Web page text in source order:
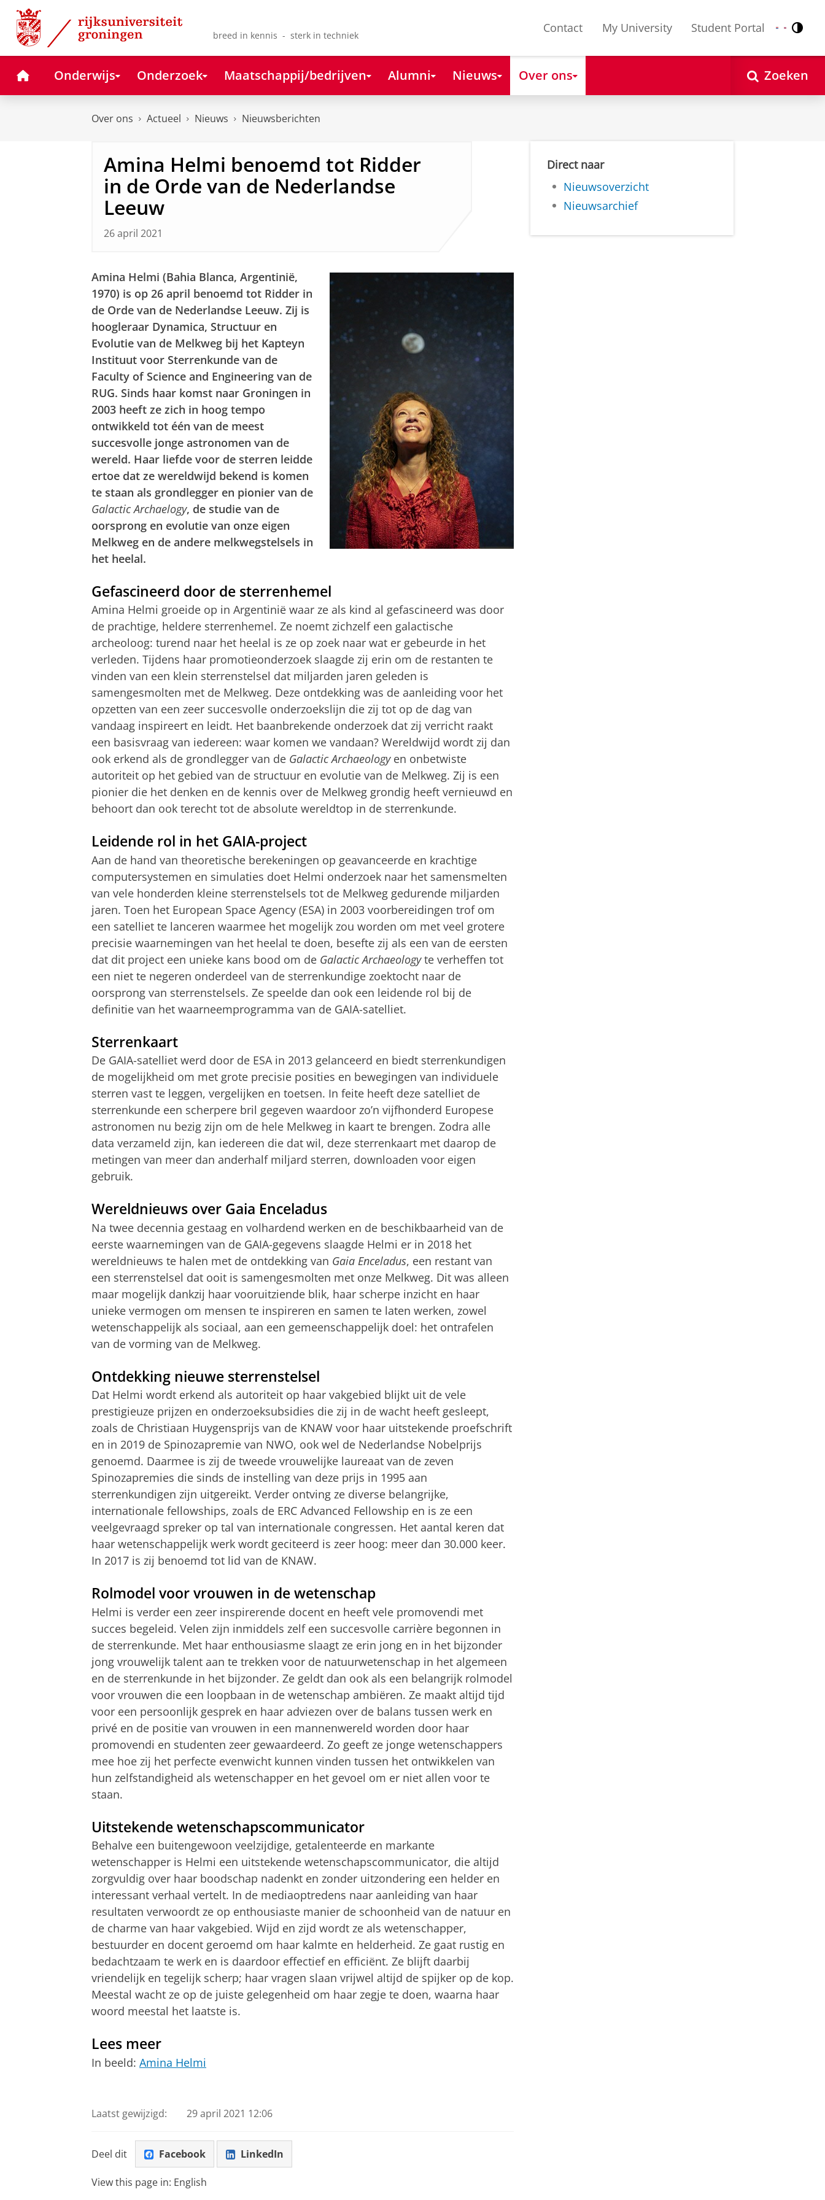
Skip
Content
Skip
Navigation
breed in kennis - sterk in techniek
Contact My University Student Portal Nederlands
English
HomeOnderwijs Onderzoek Maatschappij/bedrijven Alumni Nieuws Over ons Zoeken
Over ons Actueel Nieuws Nieuwsberichten
Amina Helmi benoemd tot Ridder
in de Orde van de Nederlandse
Leeuw
26 april 2021
Amina Helmi (Bahia Blanca, Argentinië,
1970) is op 26 april benoemd tot Ridder in
de Orde van de Nederlandse Leeuw. Zij is
hoogleraar Dynamica, Structuur en
Evolutie van de Melkweg bij het Kapteyn
Instituut voor Sterrenkunde van de
Faculty of Science and Engineering van de
RUG. Sinds haar komst naar Groningen in
2003 heeft ze zich in hoog tempo
ontwikkeld tot één van de meest
succesvolle jonge astronomen van de
wereld. Haar liefde voor de sterren leidde
ertoe dat ze wereldwijd bekend is komen
te staan als grondlegger en pionier van de
Galactic Archaelogy, de studie van de
oorsprong en evolutie van onze eigen
Melkweg en de andere melkwegstelsels in
het heelal.
Gefascineerd door de sterrenhemel
Amina Helmi groeide op in Argentinië waar ze als kind al gefascineerd was door
de prachtige, heldere sterrenhemel. Ze noemt zichzelf een galactische
archeoloog: turend naar het heelal is ze op zoek naar wat er gebeurde in het
verleden. Tijdens haar promotieonderzoek slaagde zij erin om de restanten te
vinden van een klein sterrenstelsel dat miljarden jaren geleden is
samengesmolten met de Melkweg. Deze ontdekking was de aanleiding voor het
opzetten van een zeer succesvolle onderzoekslijn die zij tot op de dag van
vandaag inspireert en leidt. Het baanbrekende onderzoek dat zij verricht raakt
een basisvraag van iedereen: waar komen we vandaan? Wereldwijd wordt zij dan
ook erkend als de grondlegger van de Galactic Archaeologyen onbetwiste
autoriteit op het gebied van de structuur en evolutie van de Melkweg. Zij is een
pionier die het denken en de kennis over de Melkweg grondig heeft vernieuwd en
behoort dan ook terecht tot de absolute wereldtop in de sterrenkunde.
Leidende rol in het GAIA-project
Aan de hand van theoretische berekeningen op geavanceerde en krachtige
computersystemen en simulaties doet Helmi onderzoek naar het samensmelten
van vele honderden kleine sterrenstelsels tot de Melkweg gedurende miljarden
jaren. Toen het European Space Agency (ESA) in 2003 voorbereidingen trof om
een satelliet te lanceren waarmee het mogelijk zou worden om met veel grotere
precisie waarnemingen van het heelal te doen, besefte zij als een van de eersten
dat dit project een unieke kans bood om de Galactic Archaeologyte verheffen tot
een niet te negeren onderdeel van de sterrenkundige zoektocht naar de
oorsprong van sterrenstelsels. Ze speelde dan ook een leidende rol bij de
definitie van het waarneemprogramma van de GAIA-satelliet.
Sterrenkaart
De GAIA-satelliet werd door de ESA in 2013 gelanceerd en biedt sterrenkundigen
de mogelijkheid om met grote precisie posities en bewegingen van individuele
sterren vast te leggen, vergelijken en toetsen. In feite heeft deze satelliet de
sterrenkunde een scherpere bril gegeven waardoor zo’n vijfhonderd Europese
astronomen nu bezig zijn om de hele Melkweg in kaart te brengen. Zodra alle
data verzameld zijn, kan iedereen die dat wil, deze sterrenkaart met daarop de
metingen van meer dan anderhalf miljard sterren, downloaden voor eigen
gebruik.
Wereldnieuws over Gaia Enceladus
Na twee decennia gestaag en volhardend werken en de beschikbaarheid van de
eerste waarnemingen van de GAIA-gegevens slaagde Helmi er in 2018 het
wereldnieuws te halen met de ontdekking van Gaia Enceladus, een restant van
een sterrenstelsel dat ooit is samengesmolten met onze Melkweg. Dit was alleen
maar mogelijk dankzij haar vooruitziende blik, haar scherpe inzicht en haar
unieke vermogen om mensen te inspireren en samen te laten werken, zowel
wetenschappelijk als sociaal, aan een gemeenschappelijk doel: het ontrafelen
van de vorming van de Melkweg.
Ontdekking nieuwe sterrenstelsel
Dat Helmi wordt erkend als autoriteit op haar vakgebied blijkt uit de vele
prestigieuze prijzen en onderzoeksubsidies die zij in de wacht heeft gesleept,
zoals de Christiaan Huygensprijs van de KNAW voor haar uitstekende proefschrift
en in 2019 de Spinozapremie van NWO, ook wel de Nederlandse Nobelprijs
genoemd. Daarmee is zij de tweede vrouwelijke laureaat van de zeven
Spinozapremies die sinds de instelling van deze prijs in 1995 aan
sterrenkundigen zijn uitgereikt. Verder ontving ze diverse belangrijke,
internationale fellowships, zoals de ERC Advanced Fellowship en is ze een
veelgevraagd spreker op tal van internationale congressen. Het aantal keren dat
haar wetenschappelijk werk wordt geciteerd is zeer hoog: meer dan 30.000 keer.
In 2017 is zij benoemd tot lid van de KNAW.
Rolmodel voor vrouwen in de wetenschap
Helmi is verder een zeer inspirerende docent en heeft vele promovendi met
succes begeleid. Velen zijn inmiddels zelf een succesvolle carrière begonnen in
de sterrenkunde. Met haar enthousiasme slaagt ze erin jong en in het bijzonder
jong vrouwelijk talent aan te trekken voor de natuurwetenschap in het algemeen
en de sterrenkunde in het bijzonder. Ze geldt dan ook als een belangrijk rolmodel
voor vrouwen die een loopbaan in de wetenschap ambiëren. Ze maakt altijd tijd
voor een persoonlijk gesprek en haar adviezen over de balans tussen werk en
privé en de positie van vrouwen in een mannenwereld worden door haar
promovendi en studenten zeer gewaardeerd. Zo geeft ze jonge wetenschappers
mee hoe zij het perfecte evenwicht kunnen vinden tussen het ontwikkelen van
hun zelfstandigheid als wetenschapper en het gevoel om er niet allen voor te
staan.
Uitstekende wetenschapscommunicator
Behalve een buitengewoon veelzijdige, getalenteerde en markante
wetenschapper is Helmi een uitstekende wetenschapscommunicator, die altijd
zorgvuldig over haar boodschap nadenkt en zonder uitzondering een helder en
interessant verhaal vertelt. In de mediaoptredens naar aanleiding van haar
resultaten verwoordt ze op enthousiaste manier de schoonheid van de natuur en
de charme van haar vakgebied. Wijd en zijd wordt ze als wetenschapper,
bestuurder en docent geroemd om haar kalmte en helderheid. Ze gaat rustig en
bedachtzaam te werk en is daardoor effectief en efficiënt. Ze blijft daarbij
vriendelijk en tegelijk scherp; haar vragen slaan vrijwel altijd de spijker op de kop.
Meestal wacht ze op de juiste gelegenheid om haar zegje te doen, waarna haar
woord meestal het laatste is.
Lees meer
In beeld: Amina Helmi
Laatst gewijzigd: 29 april 2021 12:06
Deel dit Facebook LinkedIn
View this page in: English
Direct naar
Nieuwsoverzicht
Nieuwsarchief